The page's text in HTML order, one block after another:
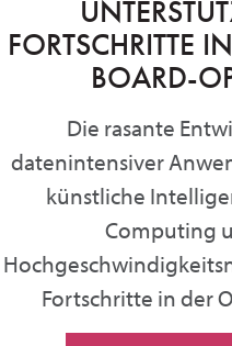
FORTSCHRITTE
BOARD-
Die rasante
datenintensiver
künstliche
Computing
Fortschritte in der